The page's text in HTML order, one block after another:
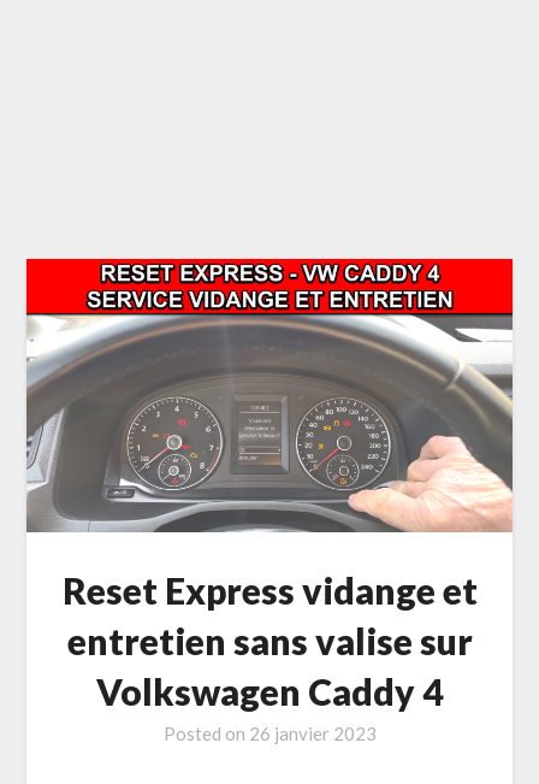
Reset Express vidange et
entretien sans valise sur
Volkswagen Caddy 4
Posted on 26 janvier 2023